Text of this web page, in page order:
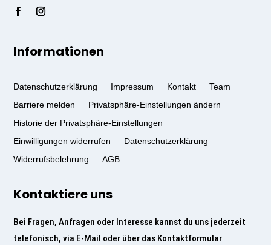
Informationen
Datenschutzerklärung Impressum Kontakt
Team
Barriere melden
Privatsphäre-Einstellungen ändern
Historie der Privatsphäre-Einstellungen
Einwilligungen widerrufen
Datenschutzerklärung
Widerrufsbelehrung
AGB
Kontaktiere uns
Bei Fragen, Anfragen oder Interesse kannst du uns jederzeit
telefonisch, via E-Mail oder über das Kontaktformular